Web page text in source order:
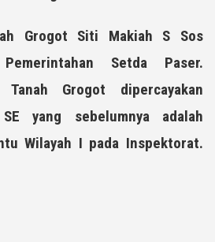
Grogot Siti Makiah S Sos
Setda Paser.
Tanah Grogot dipercayakan
yang sebelumnya adalah
Wilayah I pada Inspektorat.